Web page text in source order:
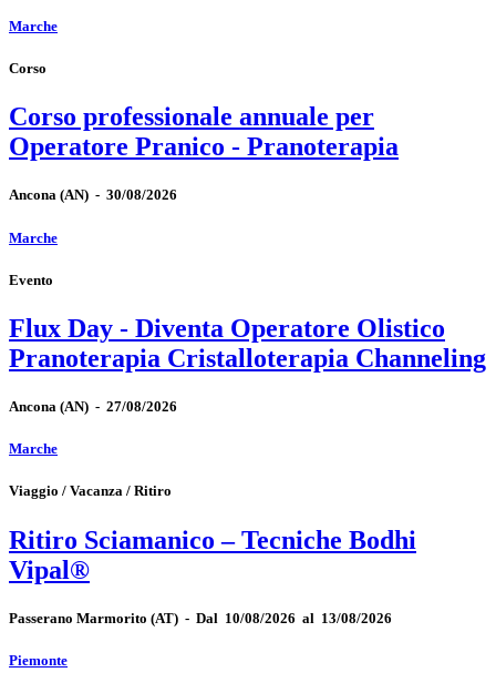
Marche
Corso
Corso professionale annuale per
Operatore Pranico - Pranoterapia
Ancona (AN) - 30/08/2026
Marche
Evento
Flux Day - Diventa Operatore Olistico
Pranoterapia Cristalloterapia Channeling
Ancona (AN) - 27/08/2026
Marche
Viaggio / Vacanza / Ritiro
Ritiro Sciamanico – Tecniche Bodhi
Vipal®
Passerano Marmorito (AT) - Dal 10/08/2026 al 13/08/2026
Piemonte